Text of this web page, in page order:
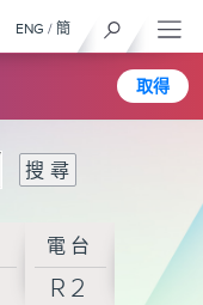
取得
ENG / 簡
電台
R2